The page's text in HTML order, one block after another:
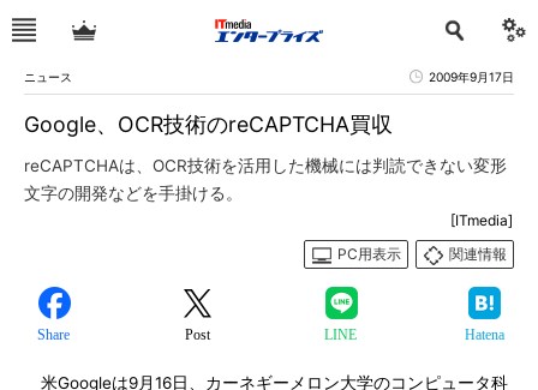
ニュース 2009年9月17日
Google、OCR技術のreCAPTCHA買収
reCAPTCHAは、OCR技術を活用した機械には判読できない変形
文字の開発などを手掛ける。
[ITmedia]
PC用表示
関連情報
Share Post LINE Hatena
米Googleは9月16日、カーネギーメロン大学のコンピュータ科